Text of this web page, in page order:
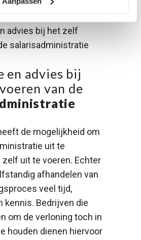
en advies bij
van de
de mogelijkheid om
uit te
uit te voeren. Echter
afhandelen van
veel tijd,
kennis. Bedrijven die
om de verloning toch in
houden dienen hiervoor